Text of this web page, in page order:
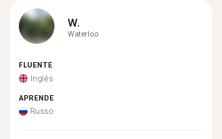
W.
Waterloo
FLUENTE
Inglês
APRENDE
Russo